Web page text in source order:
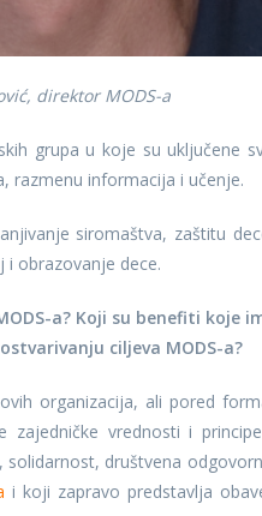
direktor MODS-a
grupa u koje su uključene
razmenu informacija i učenje.
siromaštva, zaštitu
i obrazovanje dece.
a? Koji su benefiti koje
ciljeva MODS-a?
organizacija, ali pored
vrednosti i
društvena
i koji zapravo predstavlja